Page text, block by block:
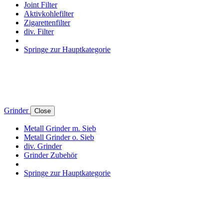
Joint Filter
Aktivkohlefilter
Zigarettenfilter
div. Filter
Springe zur Hauptkategorie
Grinder Close
Metall Grinder m. Sieb
Metall Grinder o. Sieb
div. Grinder
Grinder Zubehör
Springe zur Hauptkategorie